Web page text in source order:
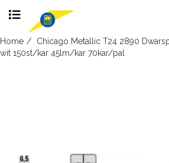
Skip
to
Home
Chicago Metallic T24 2890
wit 150st/kar 45lm/kar 70kar/pal